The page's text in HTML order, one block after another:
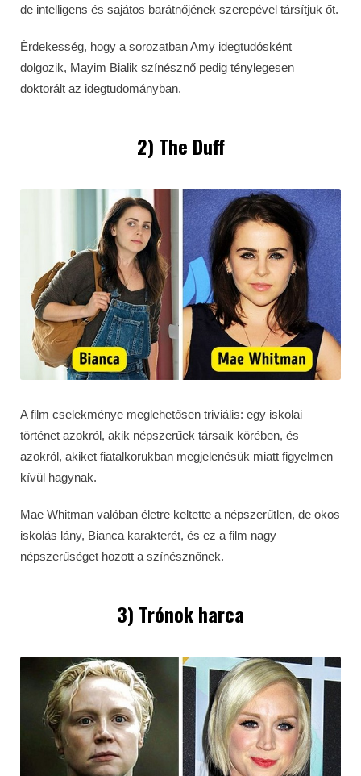
de intelligens és sajátos barátnőjének szerepével társítjuk őt.
Érdekesség, hogy a sorozatban Amy idegtudósként
dolgozik, Mayim Bialik színésznő pedig ténylegesen
doktorált az idegtudományban.
2) The Duff
A film cselekménye meglehetősen triviális: egy iskolai
történet azokról, akik népszerűek társaik körében, és
azokról, akiket fiatalkorukban megjelenésük miatt figyelmen
kívül hagynak.
Mae Whitman valóban életre keltette a népszerűtlen, de okos
iskolás lány, Bianca karakterét, és ez a film nagy
népszerűséget hozott a színésznőnek.
3) Trónok harca